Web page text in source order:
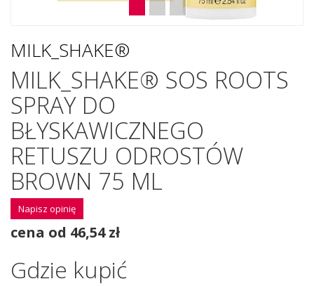
MILK_SHAKE®
MILK_SHAKE® SOS ROOTS
SPRAY DO
BŁYSKAWICZNEGO
RETUSZU ODROSTÓW
BROWN 75 ML
Napisz opinię
cena od 46,54 zł
Gdzie kupić